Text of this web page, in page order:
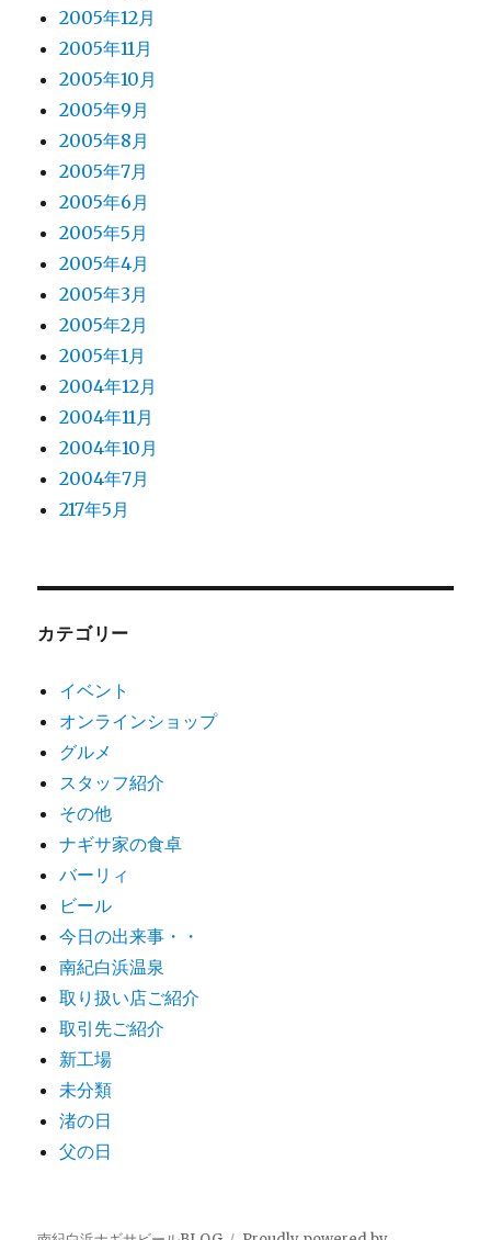
2005年12月
2005年11月
2005年10月
2005年9月
2005年8月
2005年7月
2005年6月
2005年5月
2005年4月
2005年3月
2005年2月
2005年1月
2004年12月
2004年11月
2004年10月
2004年7月
217年5月
カテゴリー
イベント
オンラインショップ
グルメ
スタッフ紹介
その他
ナギサ家の食卓
バーリィ
ビール
今日の出来事・・
南紀白浜温泉
取り扱い店ご紹介
取引先ご紹介
新工場
未分類
渚の日
父の日